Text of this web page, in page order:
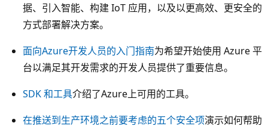
据、引入智能、构建 IoT 应用，以及以更高效、更安全的
方式部署解决方案。
面向Azure开发人员的入门指南为希望开始使用 Azure 平
台以满足其开发需求的开发人员提供了重要信息。
SDK 和工具介绍了Azure上可用的工具。
在推送到生产环境之前要考虑的五个安全项演示如何帮助